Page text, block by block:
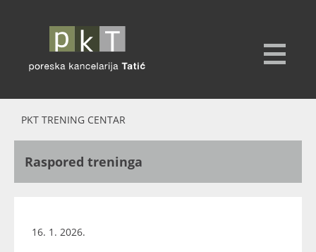
PKT TRENING CENTAR
Raspored treninga
16. 1. 2026.